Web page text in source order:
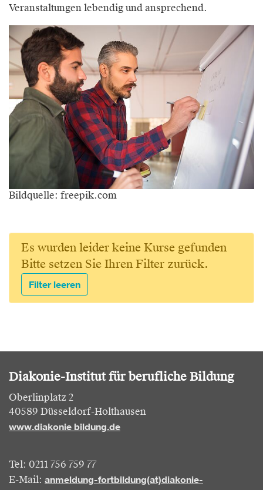
Veranstaltungen lebendig und ansprechend.
Bildquelle: freepik.com
Es wurden leider keine Kurse gefunden
Bitte setzen Sie Ihren Filter zurück.
Filter leeren
Diakonie-Institut für berufliche Bildung
Oberlinplatz 2
40589 Düsseldorf-Holthausen
www.diakonie bildung.de
Tel: 0211 756 759 77
E-Mail: anmeldung-fortbildung(at)diakonie-